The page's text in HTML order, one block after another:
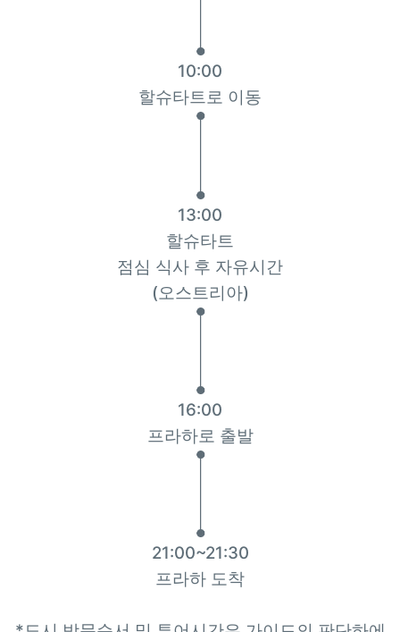
10:00
할슈타트로 이동
13:00
할슈타트
점심 식사 후 자유시간
(오스트리아)
16:00
프라하로 출발
21:00~21:30
프라하 도착